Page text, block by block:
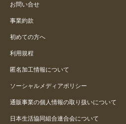
よく吸います。
ノズルは使いやすくなりました
お問い合せ
事業約款
初めての方へ
利用規程
匿名加工情報について
ソーシャルメディアポリシー
通販事業の個人情報の取り扱いについて
日本生活協同組合連合会について